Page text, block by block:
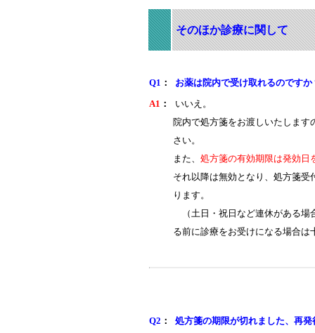
そのほか診療に関して
Q1 ：
お薬は院内で受け取れるのですか
A1 ：
いいえ。
院内で処方箋をお渡しいたしま
さい。
また、 処方箋の有効期限は発効日
それ以降は無効となり、処方箋
ります。
（土日・祝日など連休がある場
る前に診療をお受けになる場合は
Q2 ：
処方箋の期限が切れました、再